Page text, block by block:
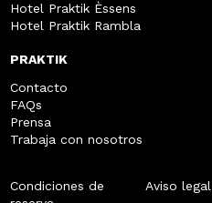
Hotel Praktik Èssens
Hotel Praktik Rambla
PRAKTIK
Contacto
FAQs
Prensa
Trabaja con nosotros
Condiciones de
Aviso legal